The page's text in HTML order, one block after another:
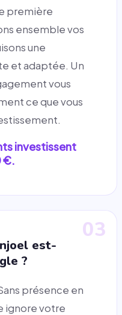
première
ensemble vos
une
et adaptée. Un
vous
ce que vous
investissent
€.
03
est-
?
présence en
ignore votre